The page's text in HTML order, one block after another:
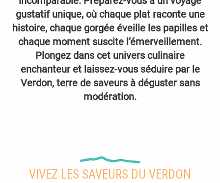
gustatif unique, où chaque plat raconte une
histoire, chaque gorgée éveille les papilles et
chaque moment suscite l’émerveillement.
Plongez dans cet univers culinaire
enchanteur et laissez-vous séduire par le
Verdon, terre de saveurs à déguster sans
modération.
VIVEZ LES SAVEURS DU VERDON